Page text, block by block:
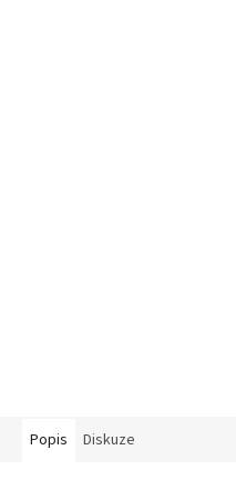
Popis Diskuze